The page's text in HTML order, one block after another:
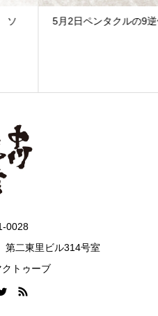
5月2日ペンタクルの9逆位置
0028
二東里ビル314号室
トゥーブ